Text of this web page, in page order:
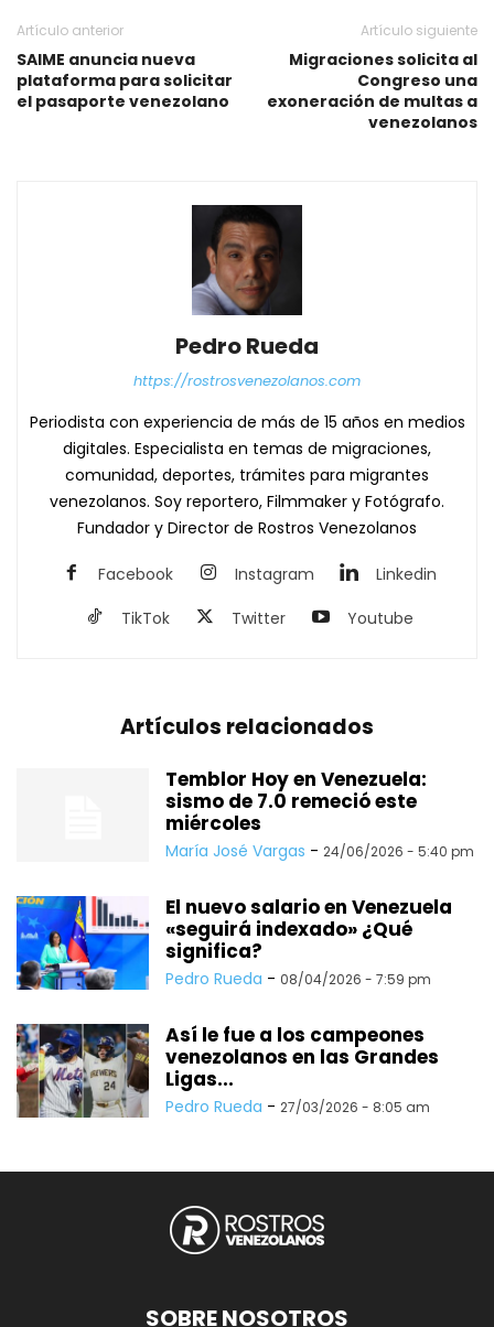
Artículo anterior
SAIME anuncia nueva
plataforma para solicitar
el pasaporte venezolano
Artículo siguiente
Migraciones solicita al
Congreso una
exoneración de multas a
venezolanos
Pedro Rueda
https://rostrosvenezolanos.com
Periodista con experiencia de más de 15 años en medios
digitales. Especialista en temas de migraciones,
comunidad, deportes, trámites para migrantes
venezolanos. Soy reportero, Filmmaker y Fotógrafo.
Fundador y Director de Rostros Venezolanos
Facebook Instagram
Linkedin
TikTok
Twitter Youtube
Artículos relacionados
Temblor Hoy en Venezuela:
sismo de 7.0 remeció este
miércoles
María José Vargas - 24/06/2026 - 5:40 pm
El nuevo salario en Venezuela
«seguirá indexado» ¿Qué
significa?
Pedro Rueda - 08/04/2026 - 7:59 pm
Así le fue a los campeones
venezolanos en las Grandes
Ligas...
Pedro Rueda - 27/03/2026 - 8:05 am
SOBRE NOSOTROS